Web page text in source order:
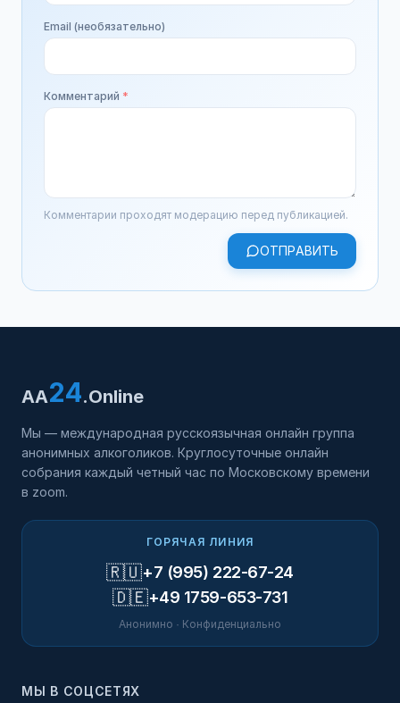
Email (необязательно)
Комментарий *
Комментарии проходят модерацию перед публикацией.
ОТПРАВИТЬ
AA24.Online
Мы — международная русскоязычная онлайн группа
анонимных алкоголиков. Круглосуточные онлайн
собрания каждый четный час по Московскому времени
в zoom.
ГОРЯЧАЯ ЛИНИЯ
🇷🇺+7 (995) 222-67-24
🇩🇪+49 1759-653-731
Анонимно · Конфиденциально
МЫ В СОЦСЕТЯХ